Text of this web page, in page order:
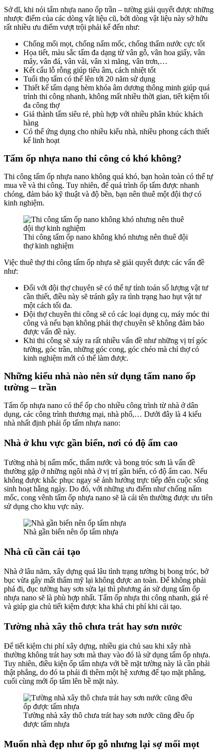
Sở dĩ, khi nói tấm nhựa nano ốp trần – tường giải quyết được những
nhược điểm của các dòng vật liệu cũ, bởi dòng vật liệu này sở hữu
rất nhiều ưu điểm vượt trội phải kể đến như:
Chống mối mọt, chống nấm mốc, chống thấm nước cực tốt
Họa tiết, màu sắc tấm đa dạng từ vân gỗ, vân hoa giấy, vân
mây, vân đá, vân vải, vân xi măng, vân trơn,…
Kết cấu lỗ rỗng giúp tiêu âm, cách nhiệt tốt
Tuổi thọ tấm có thể lên tới 20 năm sử dụng
Thiết kế tấm dạng hèm khóa âm dương thông minh giúp quá
trình thi công nhanh, không mất nhiều thời gian, tiết kiệm tối
đa công thợ
Giá thành tấm siêu rẻ, phù hợp với nhiều phân khúc khách
hàng
Có thể ứng dụng cho nhiều kiểu nhà, nhiều phong cách thiết
kế linh hoạt
Tấm ốp nhựa nano thi công có khó không?
Thi công tấm ốp nhựa nano không quá khó, bạn hoàn toàn có thể tự
mua về và thi công. Tuy nhiên, để quá trình ốp tấm được nhanh
chóng, đảm bảo kỹ thuật và độ bền, bạn nên thuê một đội thợ có
kinh nghiệm.
Thi công tấm ốp nano không khó nhưng nên thuê đội
thợ kinh nghiệm
Việc thuê thợ thi công tấm ốp nhựa sẽ giải quyết được các vấn đề
như:
Đối với đội thợ chuyên sẽ có thể tự tính toán số lượng vật tư
cần thiết, điều này sẽ tránh gây ra tình trạng hao hụt vật tư
một cách tối đa.
Đội thợ chuyên thi công sẽ có các loại dụng cụ, máy móc thi
công và nếu bạn không phải thợ chuyên sẽ không đảm bảo
được vấn đề này.
Khi thi công sẽ xảy ra rất nhiều vấn đề như những vị trí góc
tường, góc trần, những góc cong, góc chéo mà chỉ thợ có
kinh nghiệm mới có thể làm được.
Những kiểu nhà nào nên sử dụng tấm nano ốp
tường – trần
Tấm ốp nhựa nano có thể ốp cho nhiều công trình từ nhà ở dân
dụng, các công trình thương mại, nhà phố,… Dưới đây là 4 kiểu
nhà nhất định phải ốp tấm nhựa nano:
Nhà ở khu vực gần biển, nơi có độ ẩm cao
Tường nhà bị nấm mốc, thấm nước và bong tróc sơn là vấn đề
thường gặp ở những ngôi nhà ở vị trí gần biển, có độ ẩm cao. Nếu
không được khắc phục ngay sẽ ảnh hưởng trực tiếp đến cuộc sống
sinh hoạt hằng ngày. Do đó, với những ưu điểm như chống nấm
mốc, cong vênh tấm ốp nhựa nano sẽ là cái tên thường được ưu tiên
sử dụng cho khu vực này.
Nhà gần biển nên ốp tấm nhựa
Nhà cũ cần cải tạo
Nhà ở lâu năm, xây dựng quá lâu tình trạng tường bị bong tróc, bở
bục vừa gây mất thẩm mỹ lại không được an toàn. Để không phải
phá đi, đục tường hay sơn sửa lại thì phương án sử dụng tấm ốp
nhựa nano sẽ là phù hợp nhất. Tấm ốp nhựa thi công nhanh, giá rẻ
và giúp gia chủ tiết kiệm được kha khá chi phí khi cải tạo.
Tường nhà xây thô chưa trát hay sơn nước
Để tiết kiệm chi phí xây dựng, nhiều gia chủ sau khi xây nhà
thường không trát hay sơn mà thay vào đó là sử dụng tấm ốp nhựa.
Tuy nhiên, điều kiện ốp tấm nhựa với bề mặt tường này là cần phải
thật phẳng, do đó ta phải đi thêm một hệ xương để tạo mặt phẳng,
cuối cùng mới ốp tấm lên bề mặt này.
Tường nhà xây thô chưa trát hay sơn nước cũng đều ốp
được tấm nhựa
Muốn nhà đẹp như ốp gỗ nhưng lại sợ mối mọt